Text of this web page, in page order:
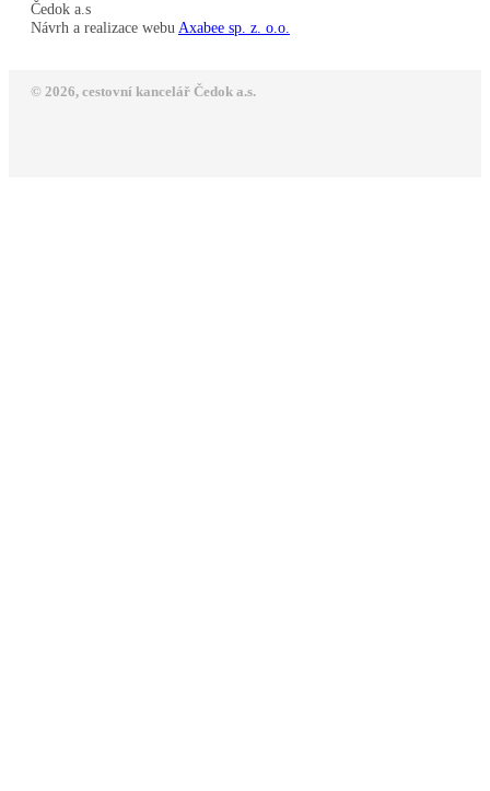
Čedok a.s
Návrh a realizace webu Axabee sp. z. o.o.
© 2026, cestovní kancelář Čedok a.s.